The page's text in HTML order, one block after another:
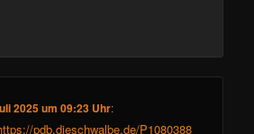
2025 um 09:23 Uhr:
pdb.dieschwalbe.de/P1080388